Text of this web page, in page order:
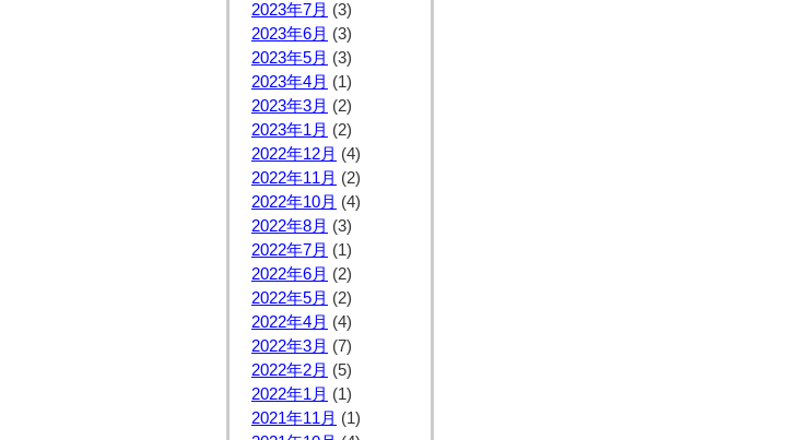
2023年7月 (3)
2023年6月 (3)
2023年5月 (3)
2023年4月 (1)
2023年3月 (2)
2023年1月 (2)
2022年12月 (4)
2022年11月 (2)
2022年10月 (4)
2022年8月 (3)
2022年7月 (1)
2022年6月 (2)
2022年5月 (2)
2022年4月 (4)
2022年3月 (7)
2022年2月 (5)
2022年1月 (1)
2021年11月 (1)